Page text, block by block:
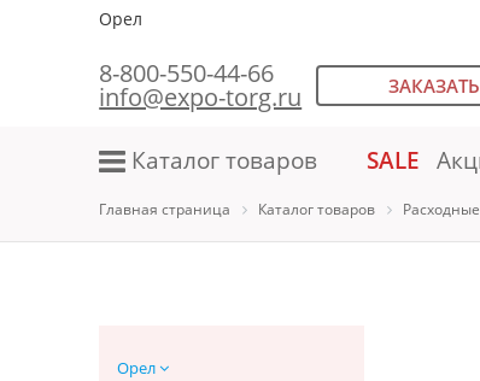
Орел
8-800-550-44-66
info@expo-torg.ru
Каталог товаров SALE
Главная страница Каталог товаров
Орел